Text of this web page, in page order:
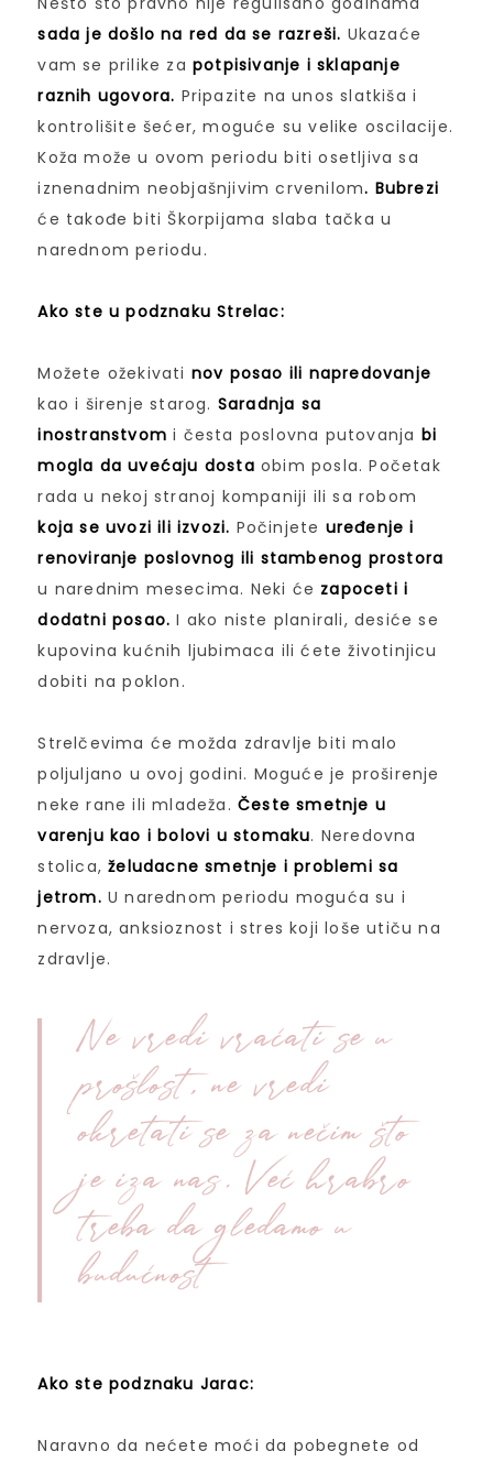
sada je došlo na red da se razreši. Ukazaće
vam se prilike zapotpisivanje i sklapanje
raznih ugovora. Pripazite na unos slatkiša i
kontrolišite šećer, moguće su velike oscilacije.
Koža može u ovom periodu biti osetljiva sa
iznenadnim neobjašnjivim crvenilom. Bubrezi
će takođe biti Škorpijama slaba tačka u
narednom periodu.
Ako ste u podznaku Strelac:
Možete ožekivati nov posao ili napredovanje
kao i širenje starog. Saradnja sa
inostranstvomi česta poslovna putovanja bi
mogla da uvećaju dostaobim posla. Početak
rada u nekoj stranoj kompaniji ili sa robom
koja se uvozi ili izvozi. Počinjete uređenje i
renoviranje poslovnog ili stambenog prostora
u narednim mesecima. Neki će zapoceti i
dodatni posao. I ako niste planirali, desiće se
kupovina kućnih ljubimaca ili ćete životinjicu
dobiti na poklon.
Strelčevima će možda zdravlje biti malo
poljuljano u ovoj godini. Moguće je proširenje
neke rane ili mladeža. Česte smetnje u
varenju kao i bolovi u stomaku. Neredovna
stolica, želudacne smetnje i problemi sa
jetrom.U narednom periodu moguća su i
nervoza, anksioznost i stres koji loše utiču na
zdravlje.
Ne vredi vraćati se u
prošlost, ne vredi
okretati se za nečim što
je iza nas. Već hrabro
treba da gledamo u
budućnost
Ako ste podznaku Jarac:
Naravno da nećete moći da pobegnete od